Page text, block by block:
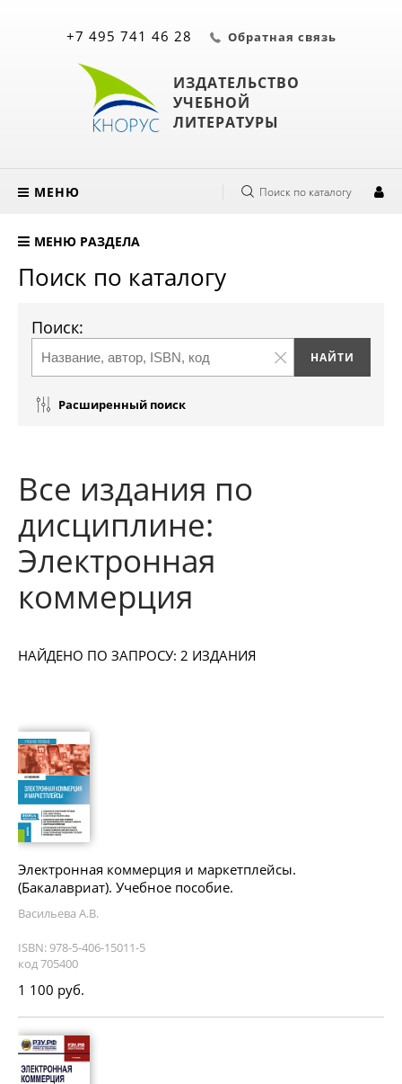
ИЗДАТЕЛЬСТВО
УЧЕБНОЙ
ЛИТЕРАТУРЫ
+7 495 741 46 28 Обратная связь
МЕНЮ Поиск по каталогу
МЕНЮ РАЗДЕЛА
Поиск по каталогу
Поиск:
Расширенный поиск
Все издания по
дисциплине:
Электронная
коммерция
НАЙДЕНО ПО ЗАПРОСУ: 2 ИЗДАНИЯ
Электронная коммерция и маркетплейсы.
(Бакалавриат). Учебное пособие.
Васильева А.В.
ISBN: 978-5-406-15011-5
код 705400
1 100 руб.